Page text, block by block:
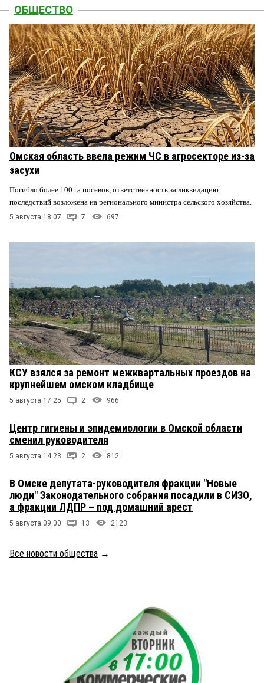
ОБЩЕСТВО
Омская область ввела режим ЧС в агросекторе из-за
засухи
Погибло более 100 га посевов, ответственность за ликвидацию
последствий возложена на регионального министра сельского хозяйства.
5 августа 18:07 7 697
КСУ взялся за ремонт межквартальных проездов на
крупнейшем омском кладбище
5 августа 17:25 2 966
Центр гигиены и эпидемиологии в Омской области
сменил руководителя
5 августа 14:23 2 812
В Омске депутата-руководителя фракции "Новые
люди" Законодательного собрания посадили в СИЗО,
а фракции ЛДПР – под домашний арест
5 августа 09:00 13 2123
Все новости общества →